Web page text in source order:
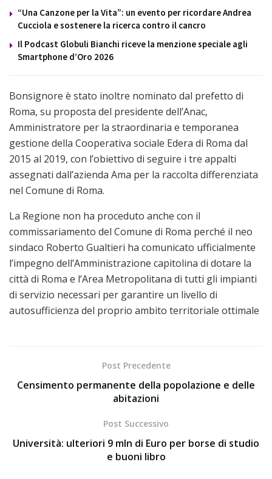
“Una Canzone per la Vita”: un evento per ricordare Andrea
Cucciola e sostenere la ricerca contro il cancro
Il Podcast Globuli Bianchi riceve la menzione speciale agli
Smartphone d’Oro 2026
Bonsignore è stato inoltre nominato dal prefetto di
Roma, su proposta del presidente dell’Anac,
Amministratore per la straordinaria e temporanea
gestione della Cooperativa sociale Edera di Roma dal
2015 al 2019, con l’obiettivo di seguire i tre appalti
assegnati dall’azienda Ama per la raccolta differenziata
nel Comune di Roma.
La Regione non ha proceduto anche con il
commissariamento del Comune di Roma perché il neo
sindaco Roberto Gualtieri ha comunicato ufficialmente
l’impegno dell’Amministrazione capitolina di dotare la
città di Roma e l’Area Metropolitana di tutti gli impianti
di servizio necessari per garantire un livello di
autosufficienza del proprio ambito territoriale ottimale
Post Precedente
Censimento permanente della popolazione e delle
abitazioni
Post Successivo
Università: ulteriori 9 mln di Euro per borse di studio
e buoni libro